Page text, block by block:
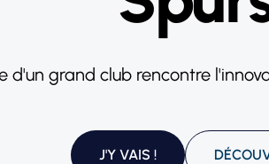
d'un grand club rencontre
J'Y VAIS !